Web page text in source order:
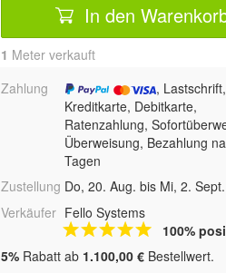
In den
1 Meter verkauft
Zahlung
, Lastschrift,
Kreditkarte, Debitkarte,
Ratenzahlung,
Überweisung, Bezahlung
Tagen
Zustellung Do, 20. Aug. bis Mi, 2. Sept.
Verkäufer Fello Systems
100%
5% Rabatt ab 1.100,00 € Bestellwert.